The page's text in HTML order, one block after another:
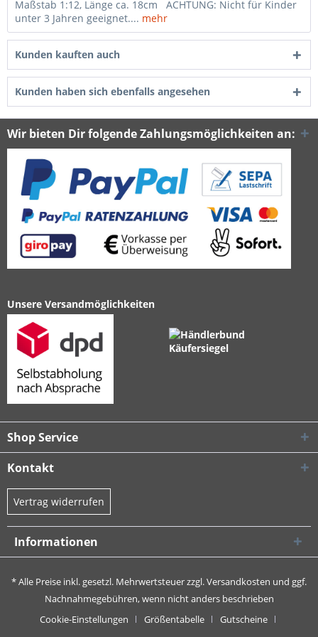
Maßstab 1:12, Länge ca. 18cm ACHTUNG: Nicht für Kinder
unter 3 Jahren geeignet.... mehr
Kunden kauften auch
Kunden haben sich ebenfalls angesehen
Wir bieten Dir folgende Zahlungsmöglichkeiten an:
Unsere Versandmöglichkeiten
Shop Service
Kontakt
Vertrag widerrufen
Informationen
* Alle Preise inkl. gesetzl. Mehrwertsteuer zzgl.Versandkosten und ggf.
Nachnahmegebühren, wenn nicht anders beschrieben
Cookie-Einstellungen
Größentabelle
Gutscheine